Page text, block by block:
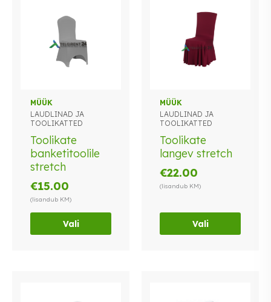
MÜÜK
LAUDLINAD JA
TOOLIKATTED
Toolikate
banketitoolile
stretch
€15.00
(lisandub KM)
Vali
Sellel
tootel
on
mitu
varianti.
Valikuid
saab
teha
MÜÜK
LAUDLINAD JA
TOOLIKATTED
Toolikate
langev stretch
€22.00
(lisandub KM)
Vali
Sellel
tootel
on
mitu
varianti.
Valikuid
saab